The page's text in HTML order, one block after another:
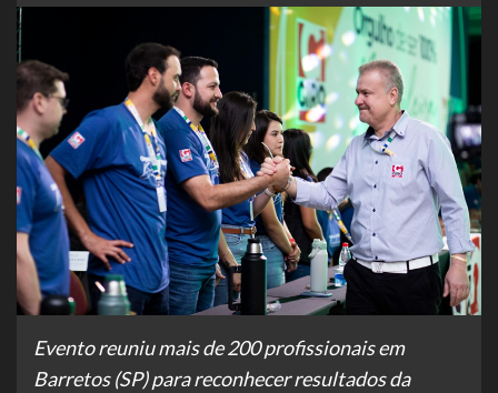
Evento reuniu mais de 200 profissionais em
Barretos (SP) para reconhecer resultados da